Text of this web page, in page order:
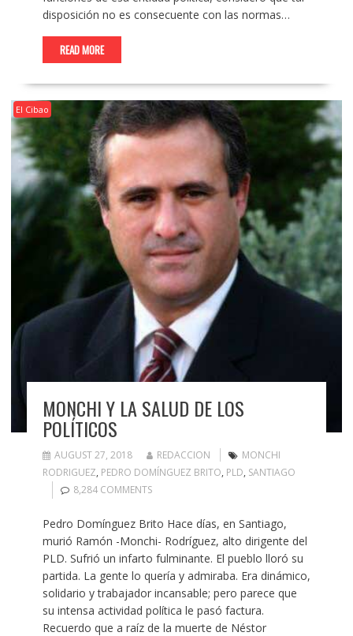
disposición no es consecuente con las normas…
READ MORE
El Cibao
MONCHI Y LA SALUD DE LOS
POLÍTICOS
AUGUST 27, 2018 REDACCION
MONCHI
RODRIGUEZ, PEDRO DOMÍNGUEZ BRITO, PLD, SANTIAGO
8,284 COMMENTS
Pedro Domínguez Brito Hace días, en Santiago,
murió Ramón -Monchi- Rodríguez, alto dirigente del
PLD. Sufrió un infarto fulminante. El pueblo lloró su
partida. La gente lo quería y admiraba. Era dinámico,
solidario y trabajador incansable; pero parece que
su intensa actividad política le pasó factura.
Recuerdo que a raíz de la muerte de Néstor